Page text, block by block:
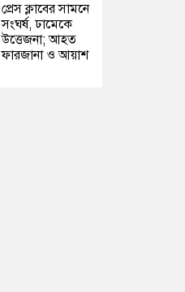
প্রেস ক্লাবের সামনে
সংঘর্ষ, ঢামেকে
উত্তেজনা; আহত
ফারজানা ও আয়াশ